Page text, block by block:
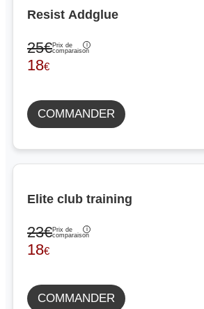
Resist Addglue
25€Prix de
comparaison
18€
COMMANDER
Elite club training
23€Prix de
comparaison
18€
COMMANDER